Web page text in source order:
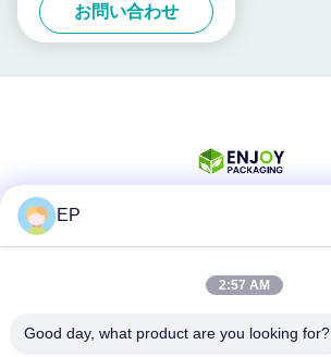
ル コード ストラッパー ツー
ル
お問い合わせ
EP
2:57 AM
Good day, what product are you looking for?